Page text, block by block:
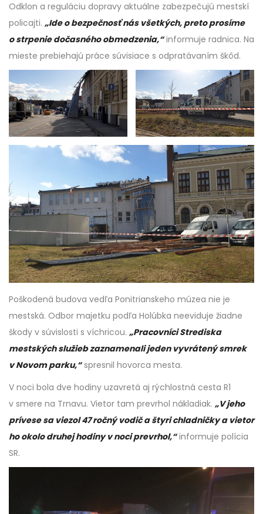
Odklon a reguláciu dopravy aktuálne zabezpečujú mestskí
policajti. „Ide o bezpečnosť nás všetkých, preto prosíme
o strpenie dočasného obmedzenia,“informuje radnica. Na
mieste prebiehajú práce súvisiace s odpratávaním škôd.
Poškodená budova vedľa Ponitrianskeho múzea nie je
mestská. Odbor majetku podľa Holúbka neeviduje žiadne
škody v súvislosti s víchricou. „Pracovníci Strediska
mestských služieb zaznamenali jeden vyvrátený smrek
v Novom parku,“spresnil hovorca mesta.
V noci bola dve hodiny uzavretá aj rýchlostná cesta R1
v smere na Trnavu. Vietor tam prevrhol nákladiak. „V jeho
prívese sa viezol 47 ročný vodič a štyri chladničky a vietor
ho okolo druhej hodiny v noci prevrhol,“informuje polícia
SR.